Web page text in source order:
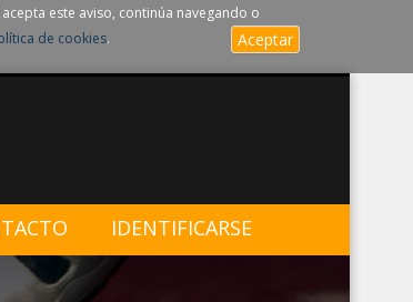
este aviso, continúa navegando o
de cookies. Aceptar
IDENTIFICARSE